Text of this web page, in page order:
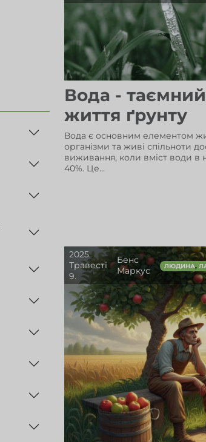
Вода -
життя ґрунту
Вода є основним елементом
організми та живі спільноти
виживання, коли вміст води в
40%. Це...
2025.
Травесті
9.
Бенс
Маркус
ЛЮДИНА,